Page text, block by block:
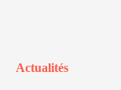
Actualités